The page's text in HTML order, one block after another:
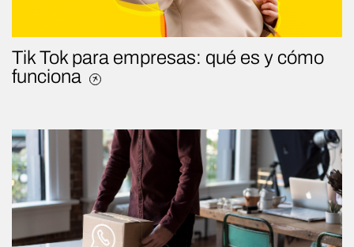
Tik Tok para empresas: qué es y cómo
funciona